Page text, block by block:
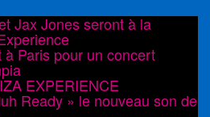
Jax Jones seront à la
à Paris pour un concert
EXPERIENCE
Ready » le nouveau son de